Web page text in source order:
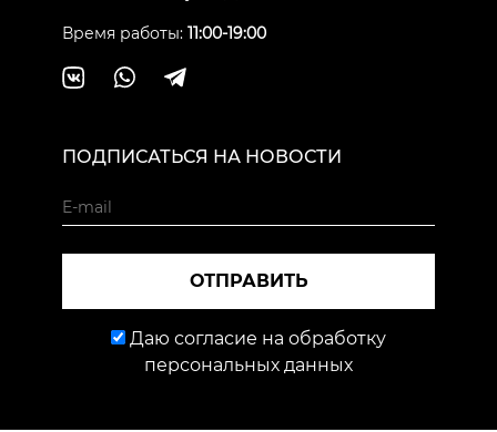
Время работы: 11:00-19:00
ПОДПИСАТЬСЯ НА НОВОСТИ
ОТПРАВИТЬ
Даю согласие на обработку
персональных данных